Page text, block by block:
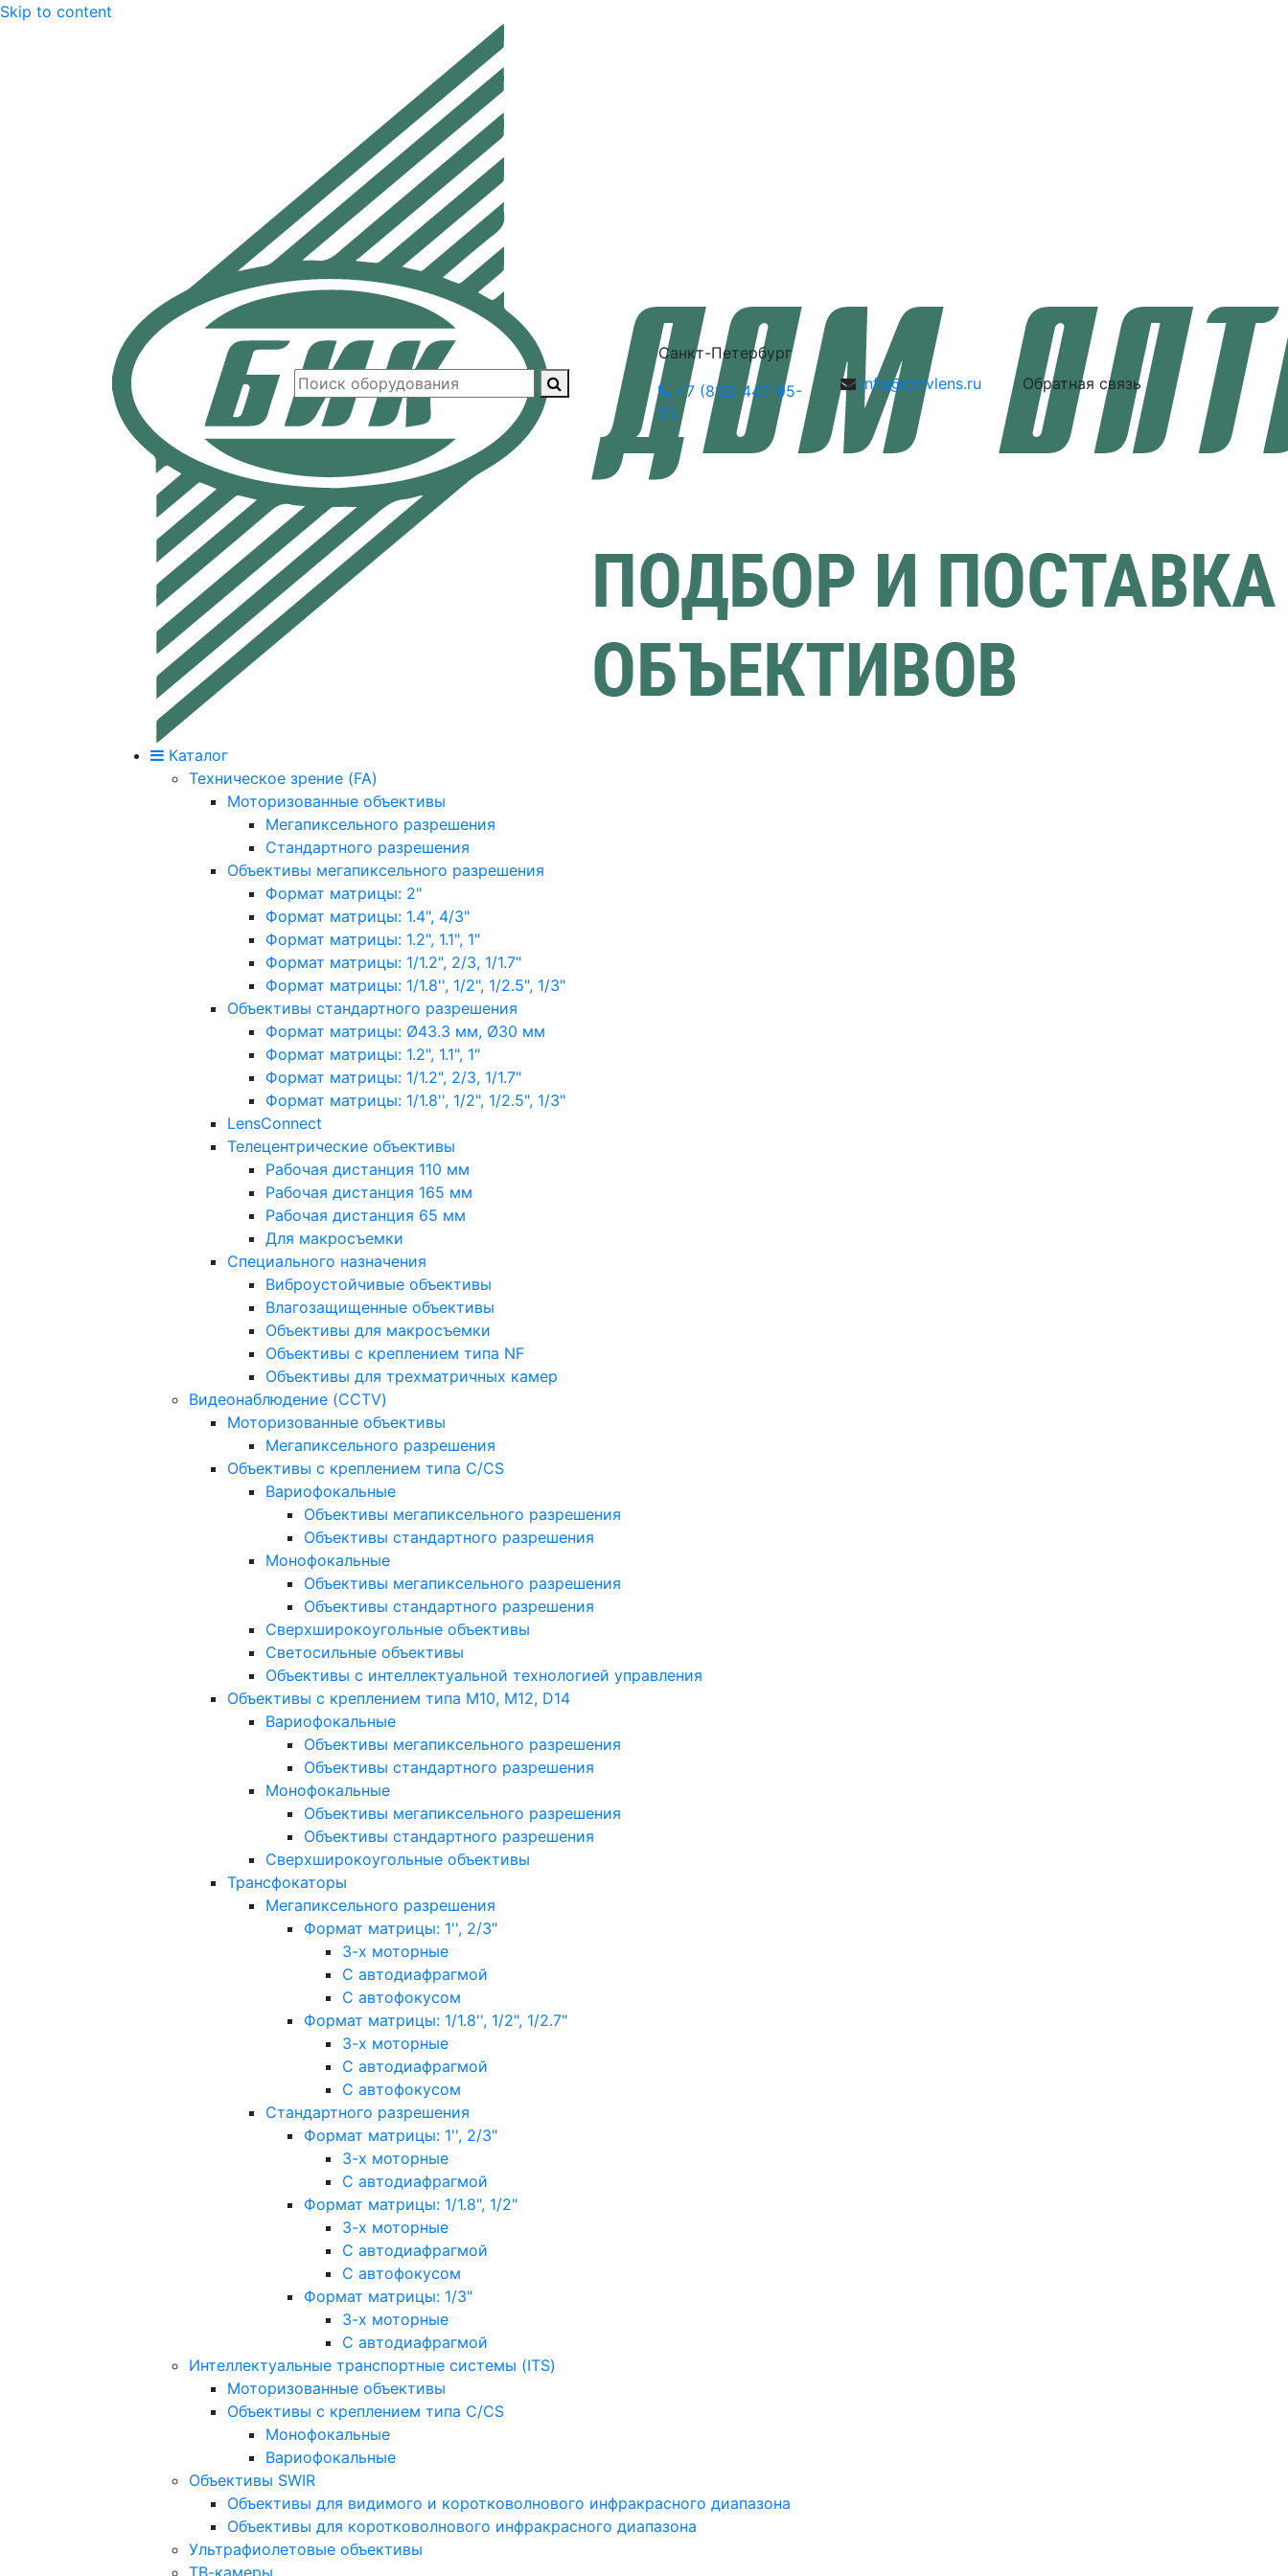
Skip to content
Санкт-Петербург
+7 (812) 447-95-
55
info@cctvlens.ru Обратная связь
Каталог
Техническое зрение (FA)
Моторизованные объективы
Мегапиксельного разрешения
Стандартного разрешения
Объективы мегапиксельного разрешения
Формат матрицы: 2"
Формат матрицы: 1.4", 4/3"
Формат матрицы: 1.2", 1.1", 1"
Формат матрицы: 1/1.2", 2/3, 1/1.7"
Формат матрицы: 1/1.8'', 1/2", 1/2.5", 1/3"
Объективы стандартного разрешения
Формат матрицы: Ø43.3 мм, Ø30 мм
Формат матрицы: 1.2", 1.1", 1"
Формат матрицы: 1/1.2", 2/3, 1/1.7"
Формат матрицы: 1/1.8'', 1/2", 1/2.5", 1/3"
LensConnect
Телецентрические объективы
Рабочая дистанция 110 мм
Рабочая дистанция 165 мм
Рабочая дистанция 65 мм
Для макросъемки
Специального назначения
Виброустойчивые объективы
Влагозащищенные объективы
Объективы для макросъемки
Объективы с креплением типа NF
Объективы для трехматричных камер
Видеонаблюдение (CCTV)
Моторизованные объективы
Мегапиксельного разрешения
Объективы с креплением типа C/CS
Вариофокальные
Объективы мегапиксельного разрешения
Объективы стандартного разрешения
Монофокальные
Объективы мегапиксельного разрешения
Объективы стандартного разрешения
Сверхширокоугольные объективы
Светосильные объективы
Объективы с интеллектуальной технологией управления
Объективы с креплением типа M10, M12, D14
Вариофокальные
Объективы мегапиксельного разрешения
Объективы стандартного разрешения
Монофокальные
Объективы мегапиксельного разрешения
Объективы стандартного разрешения
Сверхширокоугольные объективы
Трансфокаторы
Мегапиксельного разрешения
Формат матрицы: 1'', 2/3"
3-х моторные
С автодиафрагмой
С автофокусом
Формат матрицы: 1/1.8'', 1/2", 1/2.7"
3-х моторные
С автодиафрагмой
С автофокусом
Стандартного разрешения
Формат матрицы: 1'', 2/3"
3-х моторные
С автодиафрагмой
Формат матрицы: 1/1.8", 1/2"
3-х моторные
С автодиафрагмой
С автофокусом
Формат матрицы: 1/3"
3-х моторные
С автодиафрагмой
Интеллектуальные транспортные системы (ITS)
Моторизованные объективы
Объективы с креплением типа C/CS
Монофокальные
Вариофокальные
Объективы SWIR
Объективы для видимого и коротковолнового инфракрасного диапазона
Объективы для коротковолнового инфракрасного диапазона
Ультрафиолетовые объективы
ТВ-камеры